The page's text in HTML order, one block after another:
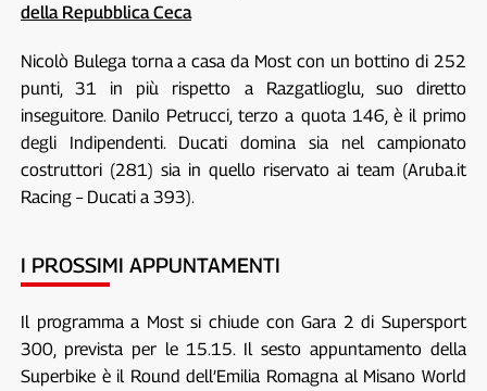
della Repubblica Ceca
Nicolò Bulega torna a casa da Most con un bottino di 252
punti, 31 in più rispetto a Razgatlioglu, suo diretto
inseguitore. Danilo Petrucci, terzo a quota 146, è il primo
degli Indipendenti. Ducati domina sia nel campionato
costruttori (281) sia in quello riservato ai team (Aruba.it
Racing – Ducati a 393).
I PROSSIMI APPUNTAMENTI
Il programma a Most si chiude con Gara 2 di Supersport
300, prevista per le 15.15. Il sesto appuntamento della
Superbike è il Round dell’Emilia Romagna al Misano World